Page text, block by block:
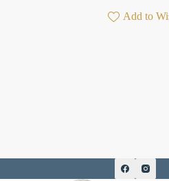
Add to